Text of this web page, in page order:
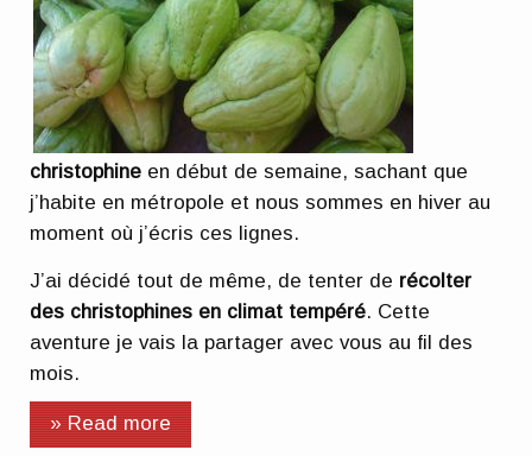
christophine en début de semaine, sachant que
j’habite en métropole et nous sommes en hiver au
moment où j’écris ces lignes.
J’ai décidé tout de même, de tenter de récolter
des christophines en climat tempéré. Cette
aventure je vais la partager avec vous au fil des
mois.
» Read more